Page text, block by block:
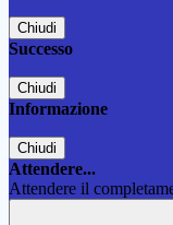
Chiudi
Successo
Chiudi
Informazione
Chiudi
Attendere...
Attendere il